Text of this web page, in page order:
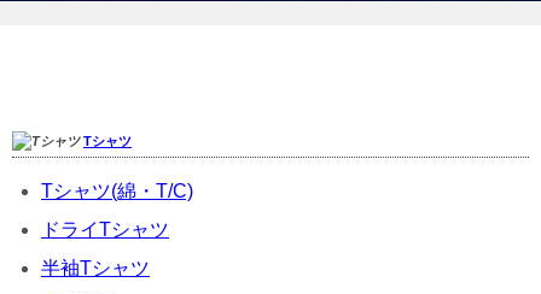
Tシャツ
Tシャツ(綿・T/C)
ドライTシャツ
半袖Tシャツ